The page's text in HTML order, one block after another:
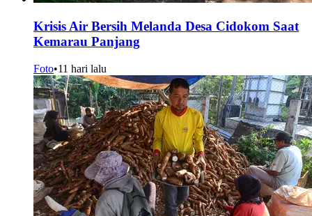
Krisis Air Bersih Melanda Desa Cidokom Saat
Kemarau Panjang
Foto•11 hari lalu